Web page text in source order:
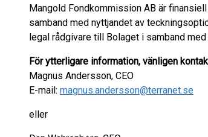
Mangold Fondkommission AB är
samband med nyttjandet av
legal rådgivare till Bolaget i samband
För ytterligare information, vänligen
Magnus Andersson, CEO
E-mail: magnus.andersson@terranet.se
eller